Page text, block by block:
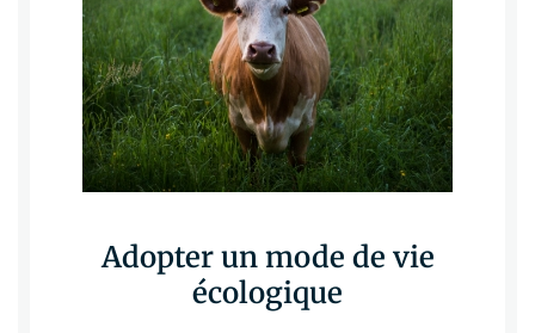
Adopter un mode de vie
écologique